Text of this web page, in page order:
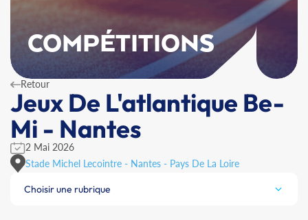
COMPÉTITIONS
Retour
Jeux De L'atlantique Be-
Mi - Nantes
2 Mai 2026
Stade Michel Lecointre - Nantes - Pays De La Loire
Choisir une rubrique